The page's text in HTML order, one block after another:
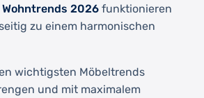
Wohntrends 2026 funktionieren
zu einem harmonischen
wichtigsten Möbeltrends
und mit maximalem